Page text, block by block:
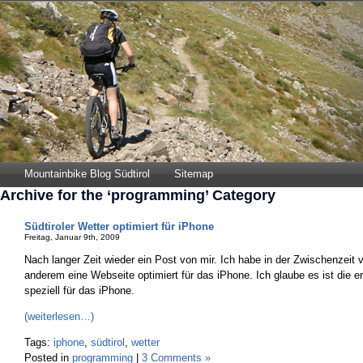
Mountainbike Blog Südtirol Sitemap
Archive for the ‘programming’ Category
Südtiroler Wetter optimiert für iPhone
Freitag, Januar 9th, 2009
Nach langer Zeit wieder ein Post von mir. Ich habe in der Zwischenzeit
anderem eine Webseite optimiert für das iPhone. Ich glaube es ist die
speziell für das iPhone.
(weiterlesen…)
Tags: iphone, südtirol , wetter
Posted in programming 3 Comments »